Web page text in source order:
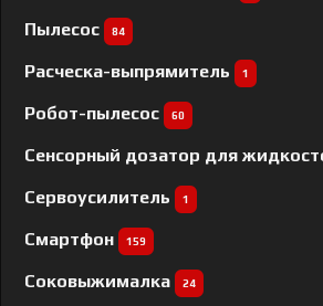
Пылесос 84
Расческа-выпрямитель 1
Робот-пылесос 60
Сенсорный дозатор для
Сервоусилитель 1
Смартфон 159
Соковыжималка 24